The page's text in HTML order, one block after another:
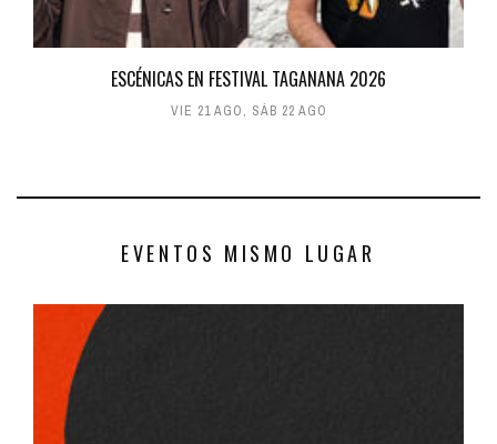
ESCÉNICAS EN FESTIVAL TAGANANA 2026
VIE 21 AGO, SÁB 22 AGO
EVENTOS MISMO LUGAR